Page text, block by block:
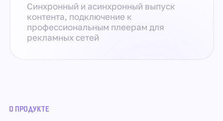
Синхронный и асинхронный выпуск
контента, подключение к
профессиональным плеерам для
рекламных сетей
О ПРОДУКТЕ